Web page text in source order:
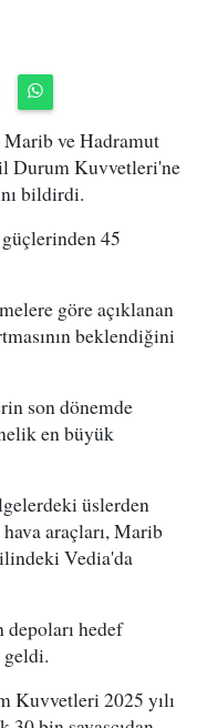
ve Hadramut
Durum Kuvvetleri'ne
bildirdi.
45
göre açıklanan
beklendiğini
son dönemde
en büyük
üslerden
araçları, Marib
Vedia'da
hedef
geldi.
Kuvvetleri 2025 yılı